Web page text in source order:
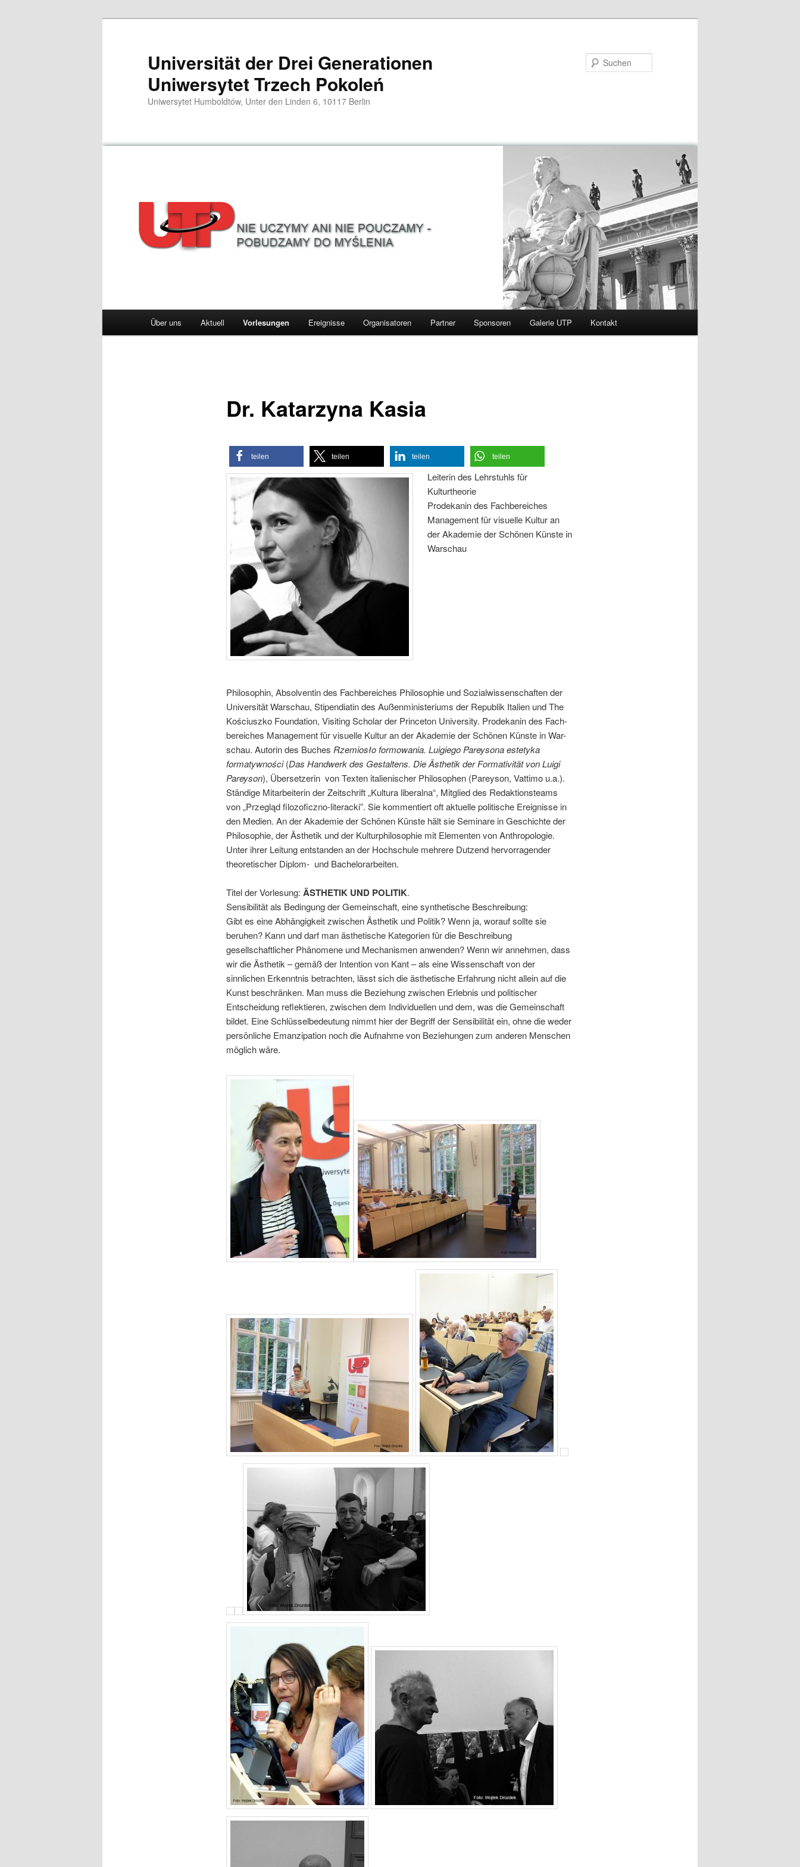
Universität der Drei Generationen
Uniwersytet Trzech Pokoleń
Uniwersytet Humboldtów, Unter den Linden 6, 10117 Berlin
Über uns Aktuell Vorlesungen Ereignisse Organisatoren Partner Sponsoren Galerie UTP Kontakt
Dr. Katarzyna Kasia
teilen teilen teilen teilen
Leiterin des Lehrstuhls für
Kulturtheorie
Prodekanin des Fachbereiches
Management für visuelle Kultur an
der Akademie der Schönen Künste in
Warschau
Philosophin, Absolventin des Fachbereiches Philosophie und Sozialwissenschaften der
Universität Warschau, Stipendiatin des Außenministeriums der Republik Italien und The
Kościuszko Foundation, Visiting Scholar der Princeton University. Prodekanin des Fach-
bereiches Management für visuelle Kultur an der Akademie der Schönen Künste in War-
schau. Autorin des Buches Rzemiosło formowania. Luigiego Pareysona estetyka
formatywności(Das Handwerk des Gestaltens. Die Ästhetik der Formativität von Luigi
Pareyson), Übersetzerin von Texten italienischer Philosophen (Pareyson, Vattimo u.a.).
Ständige Mitarbeiterin der Zeitschrift „Kultura liberalna“, Mitglied des Redaktionsteams
von „Przegląd filozoficzno-literacki”. Sie kommentiert oft aktuelle politische Ereignisse in
den Medien. An der Akademie der Schönen Künste hält sie Seminare in Geschichte der
Philosophie, der Ästhetik und der Kulturphilosophie mit Elementen von Anthropologie.
Unter ihrer Leitung entstanden an der Hochschule mehrere Dutzend hervorragender
theoretischer Diplom- und Bachelorarbeiten.
Titel der Vorlesung: ÄSTHETIK UND POLITIK.
Sensibilität als Bedingung der Gemeinschaft, eine synthetische Beschreibung:
Gibt es eine Abhängigkeit zwischen Ästhetik und Politik? Wenn ja, worauf sollte sie
beruhen? Kann und darf man ästhetische Kategorien für die Beschreibung
gesellschaftlicher Phänomene und Mechanismen anwenden? Wenn wir annehmen, dass
wir die Ästhetik – gemäß der Intention von Kant – als eine Wissenschaft von der
sinnlichen Erkenntnis betrachten, lässt sich die ästhetische Erfahrung nicht allein auf die
Kunst beschränken. Man muss die Beziehung zwischen Erlebnis und politischer
Entscheidung reflektieren, zwischen dem Individuellen und dem, was die Gemeinschaft
bildet. Eine Schlüsselbedeutung nimmt hier der Begriff der Sensibilität ein, ohne die weder
persönliche Emanzipation noch die Aufnahme von Beziehungen zum anderen Menschen
möglich wäre.